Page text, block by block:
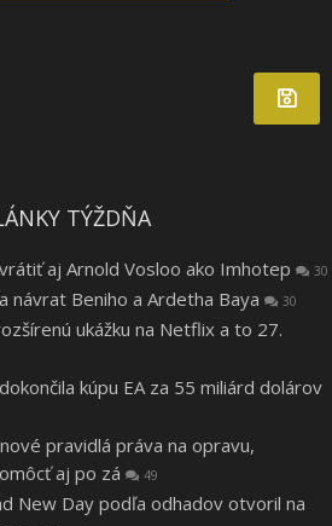
TÝŽDŇA
aj Arnold Vosloo ako Imhotep 30
návrat Beniho a Ardetha Baya 30
ukážku na Netflix a to 27.
kúpu EA za 55 miliárd dolárov
pravidlá práva na opravu,
aj po zá
49
New Day podľa odhadov otvoril na